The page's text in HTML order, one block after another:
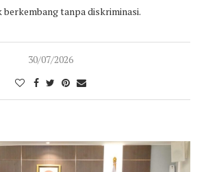
berkembang tanpa diskriminasi.
30/07/2026